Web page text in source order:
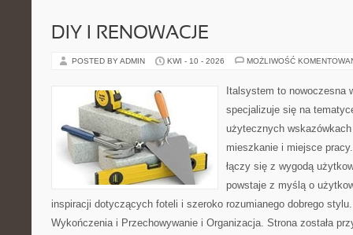
DIY I RENOWACJE
POSTED BY ADMIN KWI - 10 - 2026 MOŻLIWOŚĆ
Italsystem to nowoczesna
specjalizuje się na
użytecznych
mieszkanie i miejsce
łączy się z wygodą
powstaje z myślą o
inspiracji dotyczących foteli i szeroko rozumianego dobrego
Wykończenia i Przechowywanie i Organizacja. Strona została